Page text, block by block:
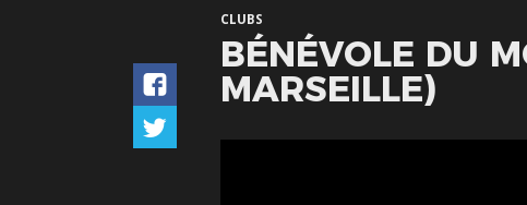
CLUBS
BÉNÉVOLE DU
MARSEILLE)